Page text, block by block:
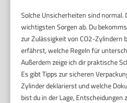
Solche Unsicherheiten sind normal.
wichtigsten Sorgen ab. Du
zur Zulässigkeit von CO2-Zylindern
erfährst, welche Regeln für
Außerdem zeige ich dir praktische
Es gibt Tipps zur sicheren
Zylinder deklarierst und welche
bist du in der Lage,